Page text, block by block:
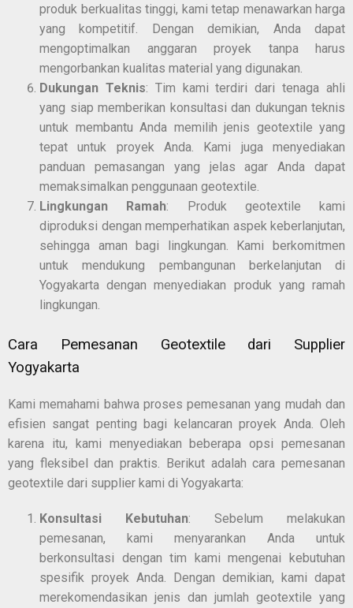
produk berkualitas tinggi, kami tetap menawarkan harga
yang kompetitif. Dengan demikian, Anda dapat
mengoptimalkan anggaran proyek tanpa harus
mengorbankan kualitas material yang digunakan.
Dukungan Teknis: Tim kami terdiri dari tenaga ahli
yang siap memberikan konsultasi dan dukungan teknis
untuk membantu Anda memilih jenis geotextile yang
tepat untuk proyek Anda. Kami juga menyediakan
panduan pemasangan yang jelas agar Anda dapat
memaksimalkan penggunaan geotextile.
Lingkungan Ramah: Produk geotextile kami
diproduksi dengan memperhatikan aspek keberlanjutan,
sehingga aman bagi lingkungan. Kami berkomitmen
untuk mendukung pembangunan berkelanjutan di
Yogyakarta dengan menyediakan produk yang ramah
lingkungan.
Cara Pemesanan Geotextile dari Supplier
Yogyakarta
Kami memahami bahwa proses pemesanan yang mudah dan
efisien sangat penting bagi kelancaran proyek Anda. Oleh
karena itu, kami menyediakan beberapa opsi pemesanan
yang fleksibel dan praktis. Berikut adalah cara pemesanan
geotextile dari supplier kami di Yogyakarta:
Konsultasi Kebutuhan: Sebelum melakukan
pemesanan, kami menyarankan Anda untuk
berkonsultasi dengan tim kami mengenai kebutuhan
spesifik proyek Anda. Dengan demikian, kami dapat
merekomendasikan jenis dan jumlah geotextile yang